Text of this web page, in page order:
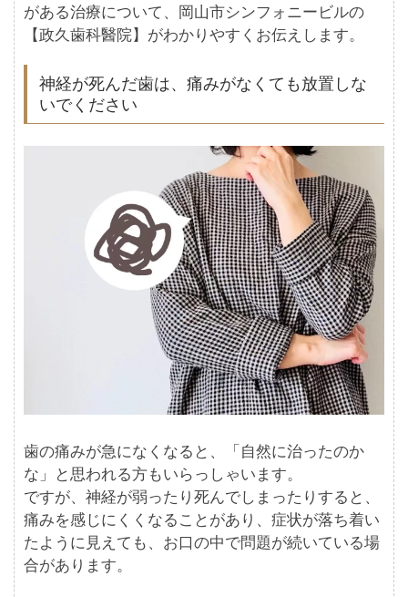
がある治療について、岡山市シンフォニービルの
【政久歯科醫院】がわかりやすくお伝えします。
神経が死んだ歯は、痛みがなくても放置しな
いでください
歯の痛みが急になくなると、「自然に治ったのか
な」と思われる方もいらっしゃいます。
ですが、神経が弱ったり死んでしまったりすると、
痛みを感じにくくなることがあり、症状が落ち着い
たように見えても、お口の中で問題が続いている場
合があります。